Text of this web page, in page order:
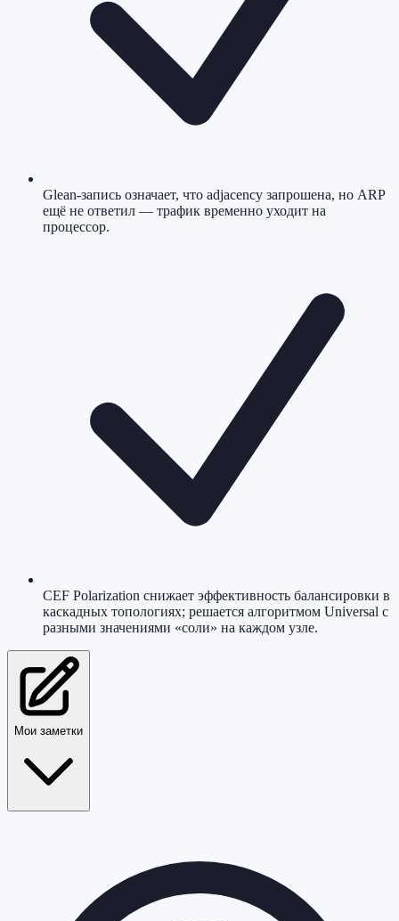
Glean-запись означает, что adjacency запрошена, но ARP
ещё не ответил — трафик временно уходит на
процессор.
CEF Polarization снижает эффективность балансировки в
каскадных топологиях; решается алгоритмом Universal с
разными значениями «соли» на каждом узле.
Мои заметки